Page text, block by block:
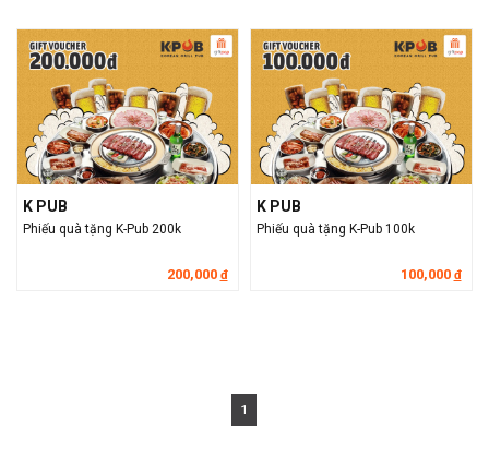
K PUB
Phiếu quà tặng K-Pub 200k
200,000 đ
K PUB
Phiếu quà tặng K-Pub 100k
100,000 đ
1